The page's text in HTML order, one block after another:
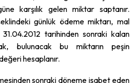
karşılık gelen miktar saptanır.
günlük ödeme miktarı, mal
tarihinden sonraki kalan
bulunacak bu miktarın peşin
hesaplanır.
sonraki döneme isabet eden